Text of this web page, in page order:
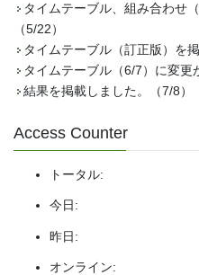
タイムテーブル、組み合わせ
（5/22）
タイムテーブル（訂正版）を
タイムテーブル（6/7）に変更
結果を掲載しました。（7/8）
Access Counter
トータル:
今日:
昨日:
オンライン: